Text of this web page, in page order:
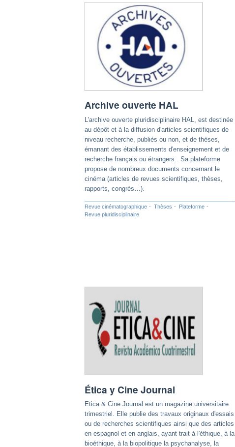
Archive ouverte HAL
L'archive ouverte pluridisciplinaire HAL, est destinée
au dépôt et à la diffusion d'articles scientifiques de
niveau recherche, publiés ou non, et de thèses,
émanant des établissements d'enseignement et de
recherche français ou étrangers.. Sa plateforme
propose de nombreux documents concernant le
cinéma (articles de revues scientifiques, thèses,
rapports, congrès…).
Revue cinématographique Thèses
Plateforme
Revue pluridisciplinaire
Ética y Cine Journal
Etica & Cine Journal est un magazine universitaire
trimestriel. Elle publie des travaux originaux d'essais
ou de recherches scientifiques ainsi que des articles
en espagnol et en anglais, ayant trait à l'éthique, à la
bioéthique, à la biopolitique la psychanalyse, la